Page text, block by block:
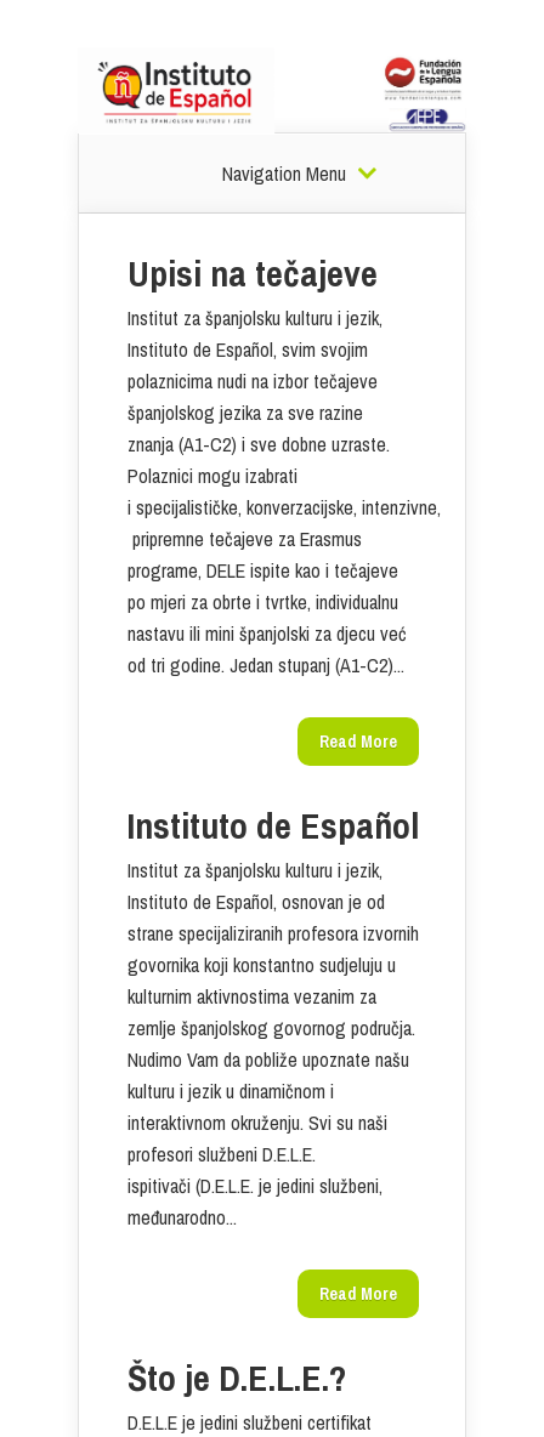
Navigation Menu
Upisi na tečajeve
Institut za španjolsku kulturu i jezik,
Instituto de Español, svim svojim
polaznicima nudi na izbor tečajeve
španjolskog jezika za sve razine
znanja (A1-C2) i sve dobne uzraste.
Polaznici mogu izabrati
i specijalističke, konverzacijske, intenzivne,
pripremne tečajeve za Erasmus
programe, DELE ispite kao i tečajeve
po mjeri za obrte i tvrtke, individualnu
nastavu ili mini španjolski za djecu već
od tri godine. Jedan stupanj (A1-C2)...
Read More
Instituto de Español
Institut za španjolsku kulturu i jezik,
Instituto de Español, osnovan je od
strane specijaliziranih profesora izvornih
govornika koji konstantno sudjeluju u
kulturnim aktivnostima vezanim za
zemlje španjolskog govornog područja.
Nudimo Vam da pobliže upoznate našu
kulturu i jezik u dinamičnom i
interaktivnom okruženju. Svi su naši
profesori službeni D.E.L.E.
ispitivači (D.E.L.E. je jedini službeni,
međunarodno...
Read More
Što je D.E.L.E.?
D.E.L.E je jedini službeni certifikat